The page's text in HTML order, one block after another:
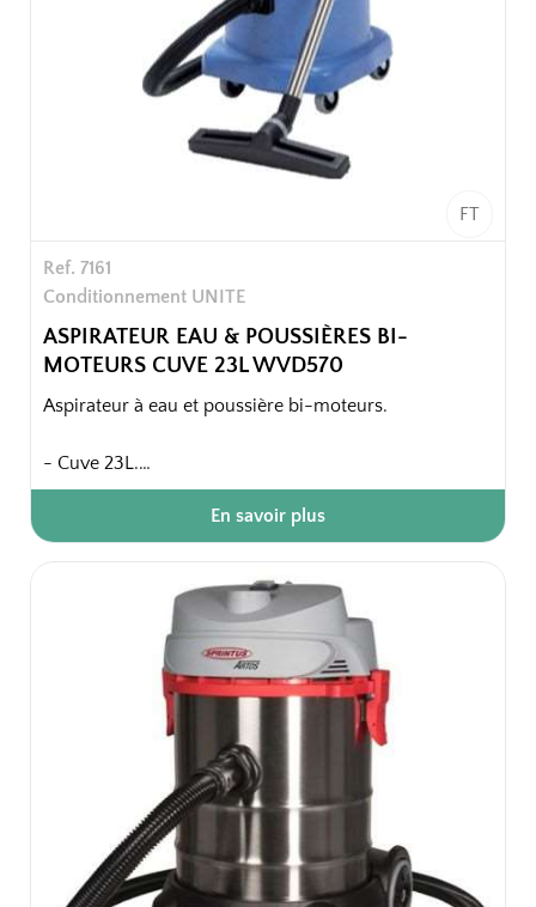
FT
Ref. 7161
Conditionnement UNITE
ASPIRATEUR EAU & POUSSIÈRES BI-
MOTEURS CUVE 23L WVD570
Aspirateur à eau et poussière bi-moteurs.
- Cuve 23L.
- Bi-moteurs.
Emballage unitaire
En savoir plus